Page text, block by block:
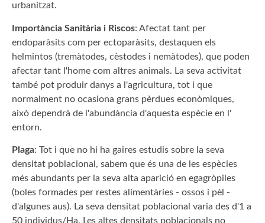
urbanitzat.
Importància Sanitària i Riscos: Afectat tant per
endoparàsits com per ectoparàsits, destaquen els
helmintos (tremàtodes, cèstodes i nemàtodes), que poden
afectar tant l'home com altres animals. La seva activitat
també pot produir danys a l'agricultura, tot i que
normalment no ocasiona grans pèrdues econòmiques,
això dependrà de l'abundància d'aquesta espècie en l'
entorn.
Plaga: Tot i que no hi ha gaires estudis sobre la seva
densitat poblacional, sabem que és una de les espècies
més abundants per la seva alta aparició en egagròpiles
(boles formades per restes alimentàries - ossos i pèl -
d'algunes aus). La seva densitat poblacional varia des d'1 a
50 individus/Ha. Les altes densitats poblacionals no